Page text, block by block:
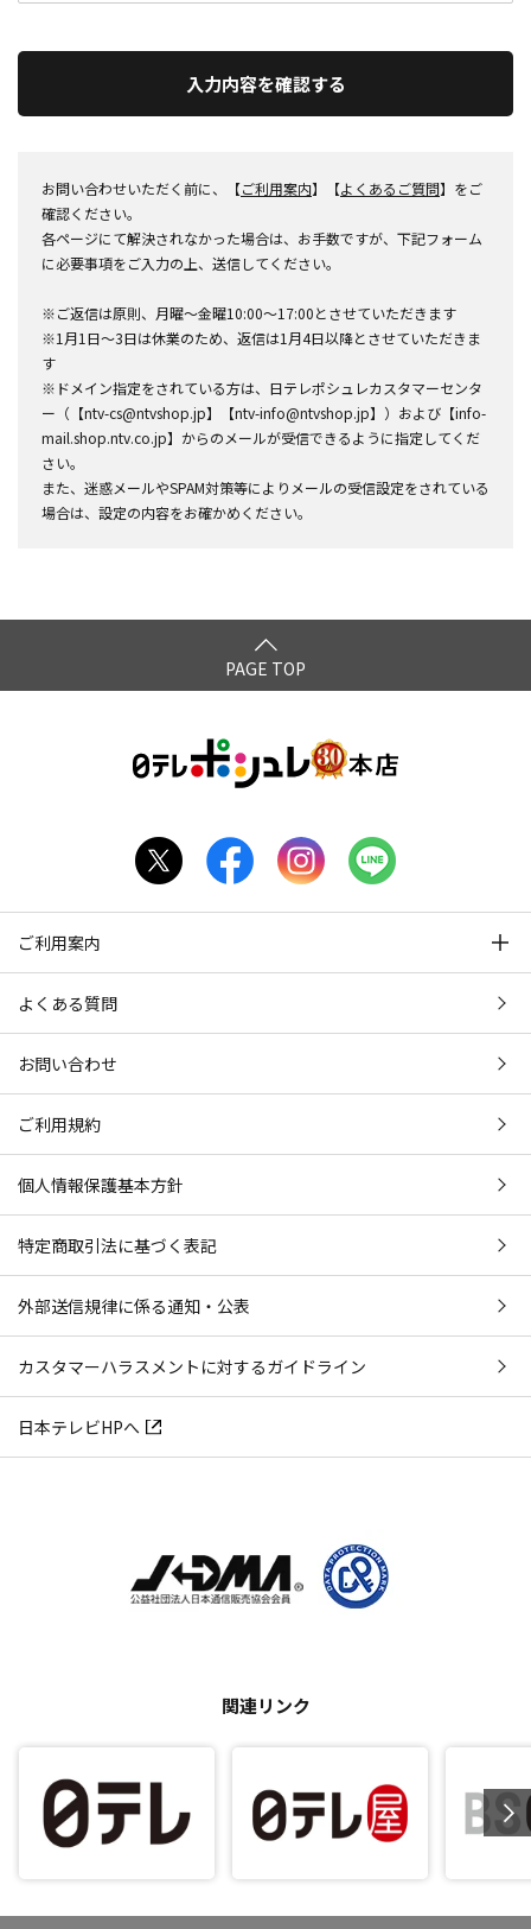
入力内容を確認する
お問い合わせいただく前に、【ご利用案内】【よくあるご質問】をご
確認ください。
各ページにて解決されなかった場合は、お手数ですが、下記フォーム
に必要事項をご入力の上、送信してください。
※ご返信は原則、月曜～金曜10:00～17:00とさせていただきます
※1月1日～3日は休業のため、返信は1月4日以降とさせていただきま
す
※ドメイン指定をされている方は、日テレポシュレカスタマーセンタ
ー（【ntv-cs@ntvshop.jp】【ntv-info@ntvshop.jp】）および【info-
mail.shop.ntv.co.jp】からのメールが受信できるように指定してくだ
さい。
また、迷惑メールやSPAM対策等によりメールの受信設定をされている
場合は、設定の内容をお確かめください。
PAGE TOP
ご利用案内
よくある質問
お問い合わせ
ご利用規約
個人情報保護基本方針
特定商取引法に基づく表記
外部送信規律に係る通知・公表
カスタマーハラスメントに対するガイドライン
日本テレビHPへ
関連リンク